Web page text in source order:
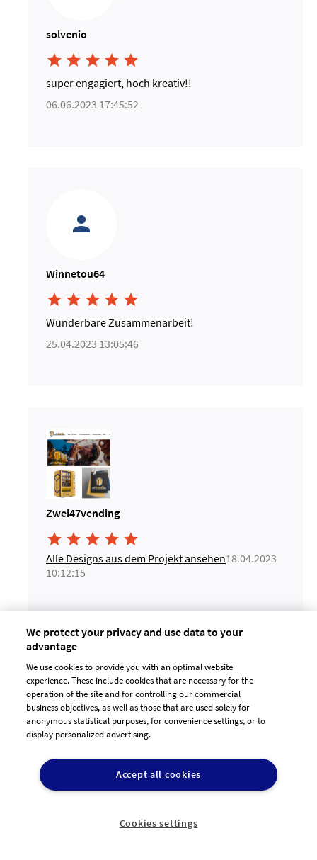
solvenio
    
super engagiert, hoch kreativ!!
06.06.2023 17:45:52
Winnetou64
    
Wunderbare Zusammenarbeit!
25.04.2023 13:05:46
Zwei47vending
    
Alle Designs aus dem Projekt ansehen18.04.2023
10:12:15
jlotz

17.03.2023 09:15:55
We protect your privacy and use data to your
advantage
We use cookies to provide you with an optimal website
experience. These include cookies that are necessary for the
operation of the site and for controlling our commercial
business objectives, as well as those that are used solely for
anonymous statistical purposes, for convenience settings, or to
display personalized advertising.
Accept all cookies
Cookies settings